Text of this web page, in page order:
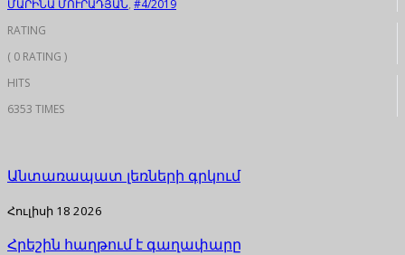
ՄԱՐԻՆԱ ՄՈՒՐԱԴՅԱՆ, #4/2019
RATING
( 0 RATING )
HITS
6353 TIMES
Անտառապատ լեռների գրկում
Հուլիսի 18 2026
Հրեշին հաղթում է գաղափարը